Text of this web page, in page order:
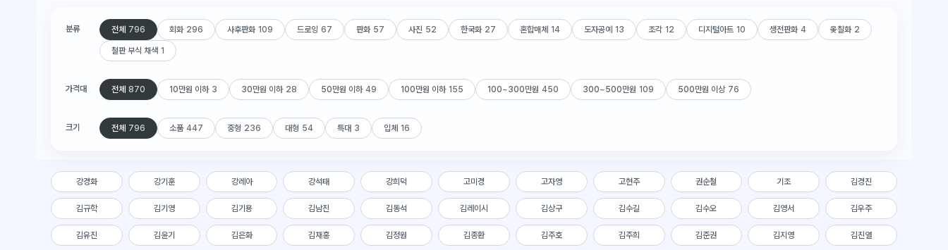
분류 전체 796 회화 296 사후판화 109 드로잉 67 판화 57 사진 52 한국화 27 혼합매체 14 도자공예 13 조각 12 디지털아트 10 생전판화 4 옻칠화 2
철판 부식 채색 1
가격대 전체 870 10만원 이하 3 30만원 이하 28 50만원 이하 49 100만원 이하 155 100~300만원 450 300~500만원 109 500만원 이상 76
크기 전체 796 소품 447 중형 236 대형 54 특대 3 입체 16
강경화 강기훈 강레아 강석태 강희덕 고미경 고자영 고현주 권순철 기조 김경진
김규학 김기영 김기용 김남진 김동석 김레이시 김상구 김수길 김수오 김영서 김우주
김유진 김윤기 김은화 김재홍 김정원 김종환 김주호 김주희 김준권 김지영 김진열